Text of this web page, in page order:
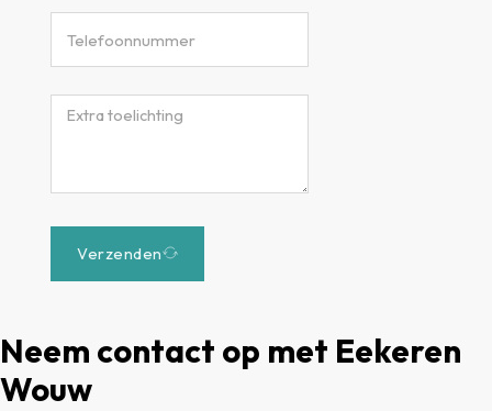
Verzenden
Neem contact op met Eekeren
Wouw